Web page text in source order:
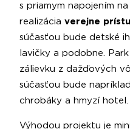
s priamym napojením
realizácia verejne
súčasťou bude detské
lavičky a podobne.
zálievku z dažďových
súčasťou bude
chrobáky a hmyzí hotel.
Výhodou projektu je